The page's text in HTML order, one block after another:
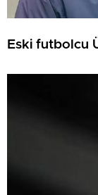
Eski futbolcu